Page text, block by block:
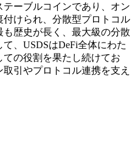
ーブルコインであり、オン
けられ、分散型プロトコル
歴史が長く、最大級の分散
、USDSはDeFi全体にわた
の役割を果たし続けてお
引やプロトコル連携を支え